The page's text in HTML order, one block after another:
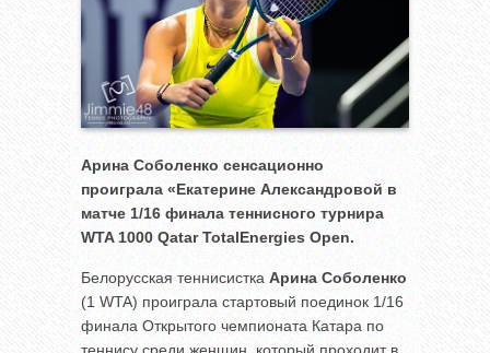
Арина Соболенко сенсационно
проиграла «Екатерине Александровой в
матче 1/16 финала теннисного турнира
WTA 1000 Qatar TotalEnergies Open.
Белорусская теннисистка Арина Соболенко
(1 WTA) проиграла стартовый поединок 1/16
финала Открытого чемпионата Катара по